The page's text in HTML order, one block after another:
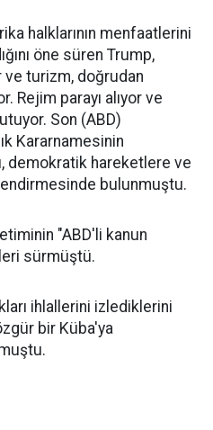
halklarının menfaatlerini
öne süren Trump,
ve turizm, doğrudan
Rejim parayı alıyor ve
Son (ABD)
Kararnamesinin
demokratik hareketlere ve
bulunmuştu.
"ABD'li kanun
sürmüştü.
ihlallerini izlediklerini
bir Küba'ya